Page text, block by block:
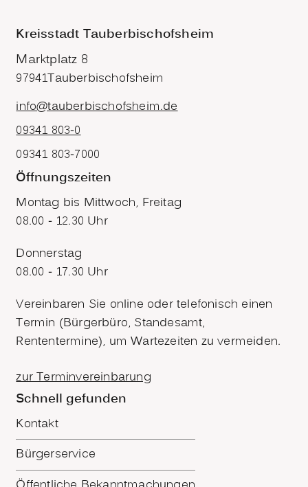
Kreisstadt Tauberbischofsheim
Marktplatz 8
97941Tauberbischofsheim
info@tauberbischofsheim.de
09341 803-0
09341 803-7000
Öffnungszeiten
Montag bis Mittwoch, Freitag
08.00 - 12.30 Uhr
Donnerstag
08.00 - 17.30 Uhr
Vereinbaren Sie online oder telefonisch einen
Termin (Bürgerbüro, Standesamt,
Rententermine), um Wartezeiten zu vermeiden.
zur Terminvereinbarung
Schnell gefunden
Kontakt
Bürgerservice